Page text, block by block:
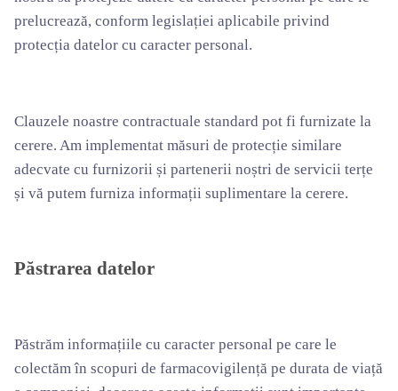
prelucrează, conform legislației aplicabile privind
protecția datelor cu caracter personal.
Clauzele noastre contractuale standard pot fi furnizate la
cerere. Am implementat măsuri de protecție similare
adecvate cu furnizorii și partenerii noștri de servicii terțe
și vă putem furniza informații suplimentare la cerere.
Păstrarea datelor
Păstrăm informațiile cu caracter personal pe care le
colectăm în scopuri de farmacovigilență pe durata de viață